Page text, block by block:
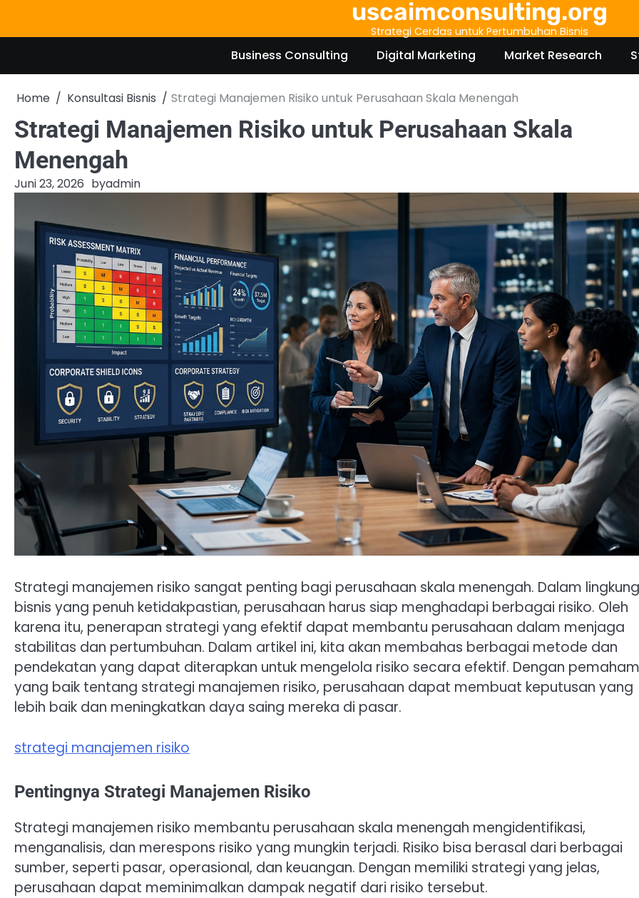
content
uscaimconsulting.org
Strategi Cerdas untuk Pertumbuhan Bisnis
Business Consulting Digital Marketing Market Research
Home Konsultasi Bisnis Strategi Manajemen Risiko untuk Perusahaan Skala Menengah
Strategi Manajemen Risiko untuk Perusahaan Skala
Menengah
Juni 23, 2026 byadmin
Strategi manajemen risiko sangat penting bagi perusahaan skala menengah. Dalam
bisnis yang penuh ketidakpastian, perusahaan harus siap menghadapi berbagai risiko. Oleh
karena itu, penerapan strategi yang efektif dapat membantu perusahaan dalam menjaga
stabilitas dan pertumbuhan. Dalam artikel ini, kita akan membahas berbagai metode dan
pendekatan yang dapat diterapkan untuk mengelola risiko secara efektif. Dengan
yang baik tentang strategi manajemen risiko, perusahaan dapat membuat keputusan yang
lebih baik dan meningkatkan daya saing mereka di pasar.
strategi manajemen risiko
Pentingnya Strategi Manajemen Risiko
Strategi manajemen risiko membantu perusahaan skala menengah mengidentifikasi,
menganalisis, dan merespons risiko yang mungkin terjadi. Risiko bisa berasal dari berbagai
sumber, seperti pasar, operasional, dan keuangan. Dengan memiliki strategi yang jelas,
perusahaan dapat meminimalkan dampak negatif dari risiko tersebut.